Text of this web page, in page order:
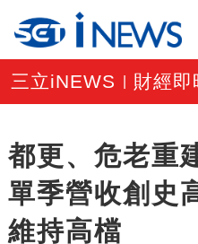
三立iNEWS 財經即
都更、危老重
單季營收創
維持高檔